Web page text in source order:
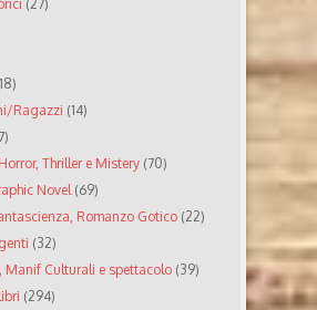
(27)
Ragazzi (14)
Thriller e Mistery (70)
Novel (69)
Romanzo Gotico (22)
(32)
Manif Culturali e spettacolo (39)
(294)